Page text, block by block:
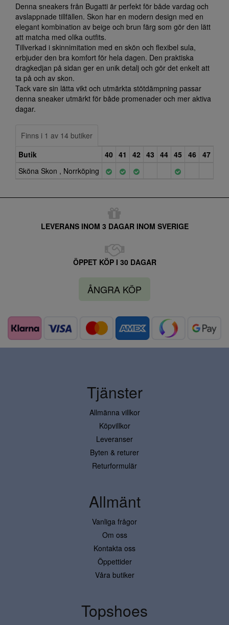
Denna sneakers från Bugatti är perfekt för både vardag och
avslappnade tillfällen. Skon har en modern design med en
elegant kombination av beige och brun färg som gör den lätt
att matcha med olika outfits.
Tillverkad i skinnimitation med en skön och flexibel sula,
erbjuder den bra komfort för hela dagen. Den praktiska
dragkedjan på sidan ger en unik detalj och gör det enkelt att
ta på och av skon.
Tack vare sin lätta vikt och utmärkta stötdämpning passar
denna sneaker utmärkt för både promenader och mer aktiva
dagar.
Finns i 1 av 14 butiker
Butik
40 41 42 43 44 45 46
47
Sköna Skon , Norrköping
LEVERANS INOM 3 DAGAR INOM SVERIGE
ÖPPET KÖP I 30 DAGAR
ÅNGRA KÖP
Tjänster
Allmänna villkor
Köpvillkor
Leveranser
Byten & returer
Returformulär
Allmänt
Vanliga frågor
Om oss
Kontakta oss
Öppettider
Våra butiker
Topshoes